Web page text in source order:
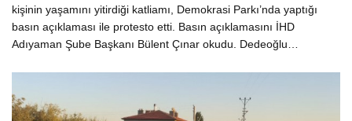
kişinin yaşamını yitirdiği katliamı, Demokrasi Parkı’nda yaptığı
basın açıklaması ile protesto etti. Basın açıklamasını İHD
Adıyaman Şube Başkanı Bülent Çınar okudu. Dedeoğlu…